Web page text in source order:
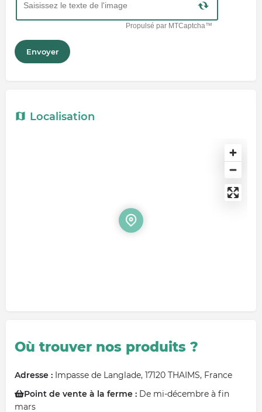
Localisation
Où trouver nos produits ?
Adresse : Impasse de Langlade, 17120 THAIMS, France
Point de vente à la ferme : De mi-décembre à fin
mars